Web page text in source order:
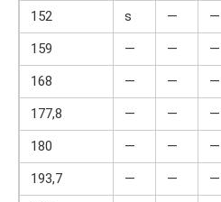
152
ѕ — —
159
— — —
168
— — —
177,8
— — —
180
— — —
193,7
— — —